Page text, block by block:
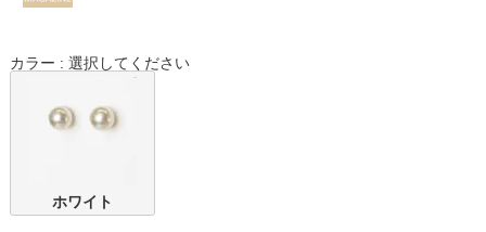
カラー 選択してください
ホワイト